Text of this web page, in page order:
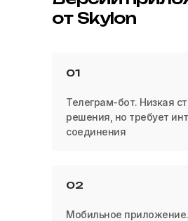
от Skylon
01
02
Телеграм-бот. Низкая
решения, но требует
соединения
Мобильное